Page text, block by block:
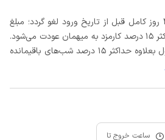
در صورتی که رزرو، حداقل 3 روز کامل قبل از تاریخ ورود لغو گردد؛ مبلغ
صورتحساب پس از کسر حداکثر 15 درصد کارمزد به میهمان عودت می‌شود.
در غیر اینصورت اجاره شب اول بعلاوه حداکثر 15 درصد شب‌های باقیمانده
ساعت خروج تا